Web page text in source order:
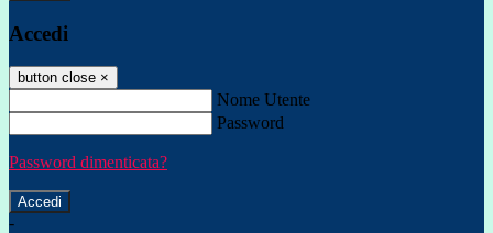
Accedi
button close ×
Nome Utente
Password
Password dimenticata?
-